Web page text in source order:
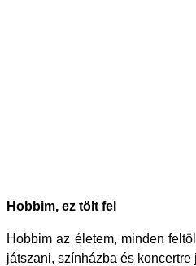
Hobbim, ez tölt fel
Hobbim az életem, minden
játszani, színházba és koncertre